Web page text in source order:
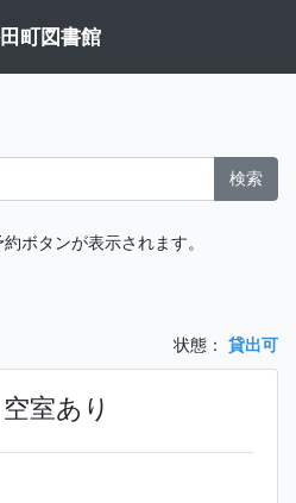
町図書館
検索
ボタンが表示されます。
状態： 貸出可
室あり